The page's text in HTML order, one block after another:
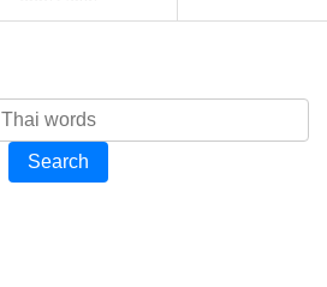
Search